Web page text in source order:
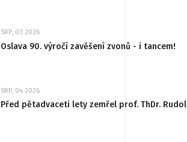
SRP, 03 2026
Oslava 90. výročí zavěšení zvonů - i tancem!
SRP, 04 2026
Před pětadvaceti lety zemřel prof. ThDr.